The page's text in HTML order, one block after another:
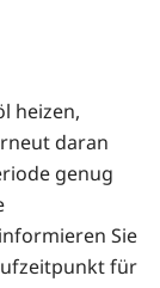
heizen,
daran
genug
Sie
für